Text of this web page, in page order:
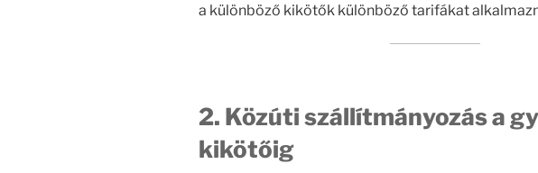
a különböző kikötők különböző tarifákat
2. Közúti szállítmányozás a
kikötőig